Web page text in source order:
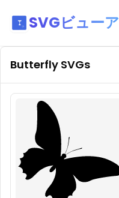
SVGビューア
Butterfly SVGs